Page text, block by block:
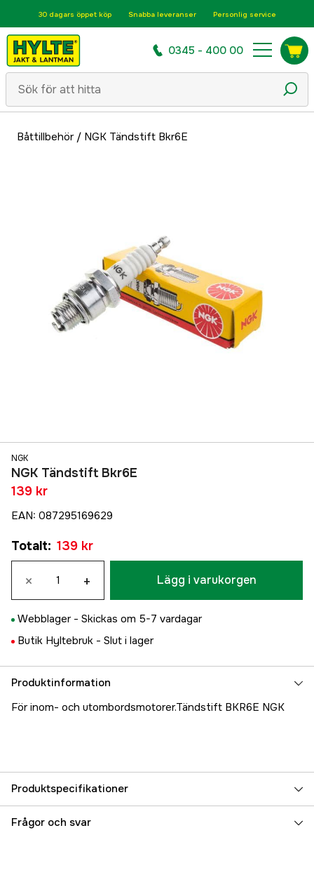
30 dagars öppet köp Snabba leveranser Personlig service
0345 - 400 00
Båttillbehör/ NGK Tändstift Bkr6E
NGK
NGK Tändstift Bkr6E
139 kr
EAN: 087295169629
Totalt: 139 kr
× + Lägg i varukorgen
Webblager - Skickas om 5-7 vardagar
Butik Hyltebruk - Slut i lager
Produktinformation
För inom- och utombordsmotorer.Tändstift BKR6E NGK
Produktspecifikationer
Referensnummer 5000025227
Frågor och svar